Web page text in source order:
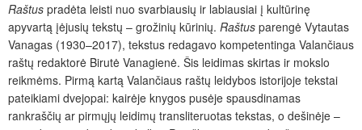
Raštus pradėta leisti nuo svarbiausių ir labiausiai į kultūrinę
apyvartą įėjusių tek­stų – grožinių kūrinių. Raštus parengė Vytautas
Vanagas (1930–2017), tekstus redagavo kompetentinga Valančiaus
raštų redaktorė Birutė Vanagienė. Šis leidimas skirtas ir mokslo
reikmėms. Pirmą kartą Valančiaus raštų leidybos istorijoje tekstai
pateikiami dvejopai: kairėje knygos pusėje spausdinamas
rankraščių ar pirmųjų leidimų transliteruotas tekstas, o dešinėje –